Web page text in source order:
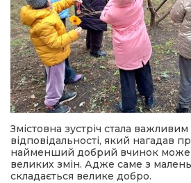
Змістовна зустріч стала
відповідальності, який нагадав
найменший добрий вчинок може
великих змін. Адже саме з
складається велике добро.